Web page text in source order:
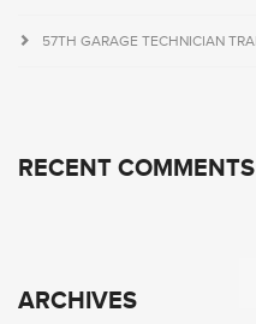
57TH GARAGE TECHNICIAN
RECENT COMMENTS
ARCHIVES